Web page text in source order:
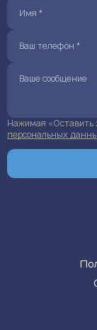
Нажимая «Оставить
персональных